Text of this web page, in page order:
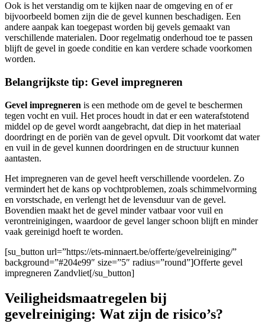
Ook is het verstandig om te kijken naar de omgeving en of er
bijvoorbeeld bomen zijn die de gevel kunnen beschadigen. Een
andere aanpak kan toegepast worden bij gevels gemaakt van
verschillende materialen. Door regelmatig onderhoud toe te passen
blijft de gevel in goede conditie en kan verdere schade voorkomen
worden.
Belangrijkste tip: Gevel impregneren
Gevel impregneren is een methode om de gevel te beschermen
tegen vocht en vuil. Het proces houdt in dat er een waterafstotend
middel op de gevel wordt aangebracht, dat diep in het materiaal
doordringt en de poriën van de gevel opvult. Dit voorkomt dat water
en vuil in de gevel kunnen doordringen en de structuur kunnen
aantasten.
Het impregneren van de gevel heeft verschillende voordelen. Zo
vermindert het de kans op vochtproblemen, zoals schimmelvorming
en vorstschade, en verlengt het de levensduur van de gevel.
Bovendien maakt het de gevel minder vatbaar voor vuil en
verontreinigingen, waardoor de gevel langer schoon blijft en minder
vaak gereinigd hoeft te worden.
[su_button url=”https://ets-minnaert.be/offerte/gevelreiniging/”
background=”#204e99″ size=”5″ radius=”round”]Offerte gevel
impregneren Zandvliet[/su_button]
Veiligheidsmaatregelen bij
gevelreiniging: Wat zijn de risico’s?